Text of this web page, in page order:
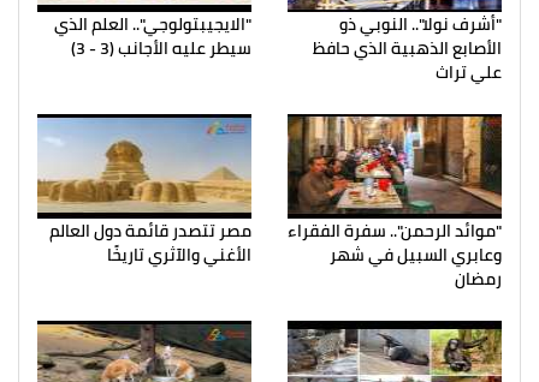
"أشرف نولا".. النوبي ذو
الأصابع الذهبية الذي حافظ
علي تراث
"الايجيبتولوجي".. العلم الذي
سيطر عليه الأجانب (3 - 3)
"موائد الرحمن".. سفرة الفقراء
وعابري السبيل في شهر
رمضان
مصر تتصدر قائمة دول العالم
الأغني والآثري تاريخًا